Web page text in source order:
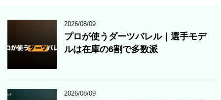
2026/08/09
プロが使うダーツバレル｜選手モデ
ルは在庫の6割で多数派
2026/08/09